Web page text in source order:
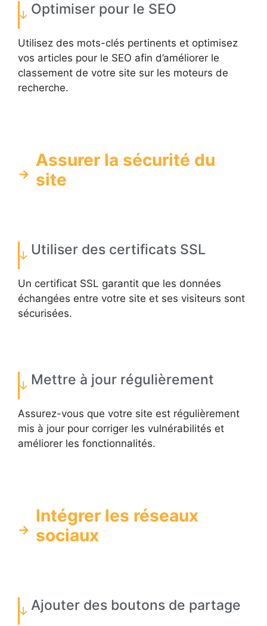
Optimiser pour le SEO
Utilisez des mots-clés pertinents et optimisez
vos articles pour le SEO afin d’améliorer le
classement de votre site sur les moteurs de
recherche.
Assurer la sécurité du
site
Utiliser des certificats SSL
Un certificat SSL garantit que les données
échangées entre votre site et ses visiteurs sont
sécurisées.
Mettre à jour régulièrement
Assurez-vous que votre site est régulièrement
mis à jour pour corriger les vulnérabilités et
améliorer les fonctionnalités.
Intégrer les réseaux
sociaux
Ajouter des boutons de partage